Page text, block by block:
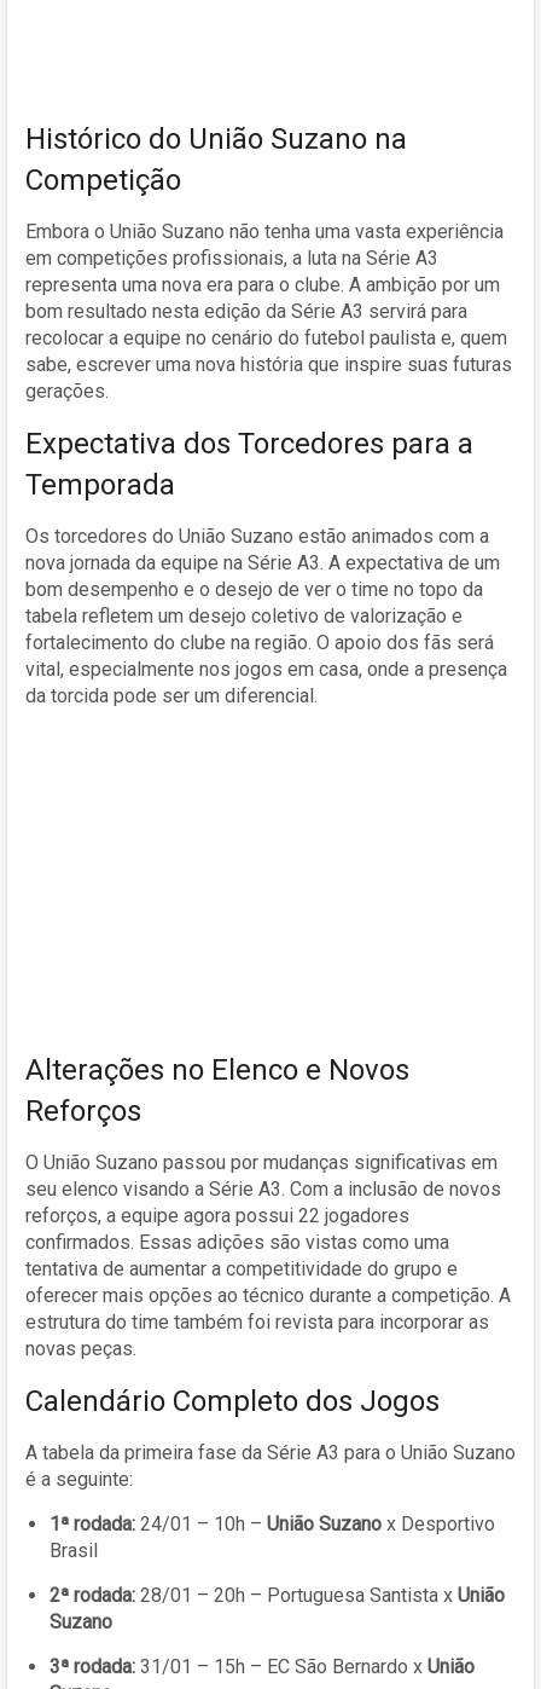
Histórico do União Suzano na
Competição
Embora o União Suzano não tenha uma vasta experiência
em competições profissionais, a luta na Série A3
representa uma nova era para o clube. A ambição por um
bom resultado nesta edição da Série A3 servirá para
recolocar a equipe no cenário do futebol paulista e, quem
sabe, escrever uma nova história que inspire suas futuras
gerações.
Expectativa dos Torcedores para a
Temporada
Os torcedores do União Suzano estão animados com a
nova jornada da equipe na Série A3. A expectativa de um
bom desempenho e o desejo de ver o time no topo da
tabela refletem um desejo coletivo de valorização e
fortalecimento do clube na região. O apoio dos fãs será
vital, especialmente nos jogos em casa, onde a presença
da torcida pode ser um diferencial.
Alterações no Elenco e Novos
Reforços
O União Suzano passou por mudanças significativas em
seu elenco visando a Série A3. Com a inclusão de novos
reforços, a equipe agora possui 22 jogadores
confirmados. Essas adições são vistas como uma
tentativa de aumentar a competitividade do grupo e
oferecer mais opções ao técnico durante a competição. A
estrutura do time também foi revista para incorporar as
novas peças.
Calendário Completo dos Jogos
A tabela da primeira fase da Série A3 para o União Suzano
é a seguinte:
1ª rodada: 24/01 – 10h – União Suzano x Desportivo
Brasil
2ª rodada: 28/01 – 20h – Portuguesa Santista x União
Suzano
3ª rodada: 31/01 – 15h – EC São Bernardo x União